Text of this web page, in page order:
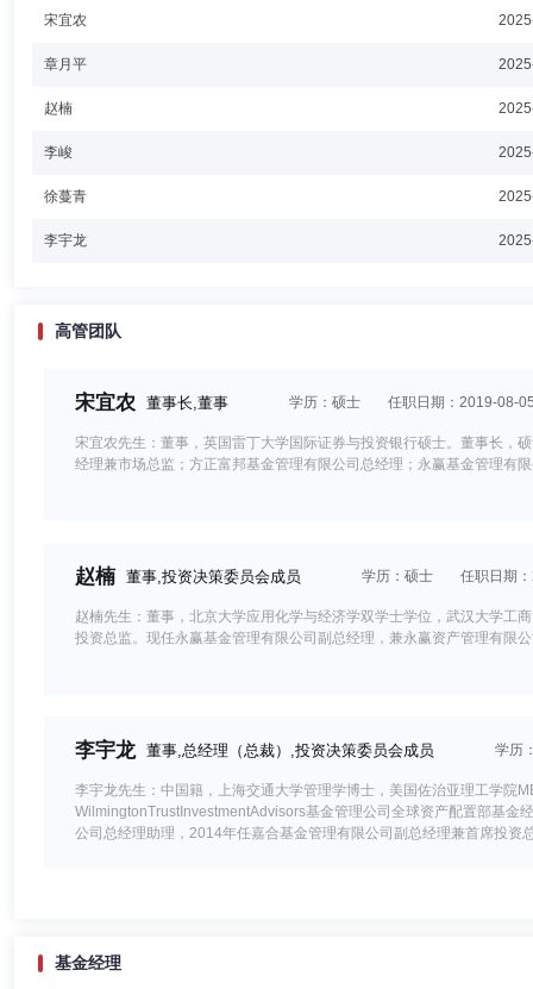
宋宜农
章月平
赵楠
李峻
徐蔓青
李宇龙
高管团队
宋宜农 董事长,董事 学历：硕士 任职日期：2019-08-
宋宜农先生：董事，英国雷丁大学国际证券与投资银行硕士。董事长，
经理兼市场总监；方正富邦基金管理有限公司总经理；永赢基金管理有
赵楠 董事,投资决策委员会成员 学历：硕士 任职日期
赵楠先生：董事，北京大学应用化学与经济学双学士学位，武汉大学工
投资总监。现任永赢基金管理有限公司副总经理，兼永赢资产管理有限
李宇龙 董事,总经理（总裁）,投资决策委员会成员 学历
李宇龙先生：中国籍，上海交通大学管理学博士，美国佐治亚理工学院
WilmingtonTrustInvestmentAdvisors基金管理公司全球资产配置部基金
公司总经理助理，2014年任嘉合基金管理有限公司副总经理兼首席投
余典范先生：达诚基金管理有限公司独立董事，博士。现任上海财经大
基金经理